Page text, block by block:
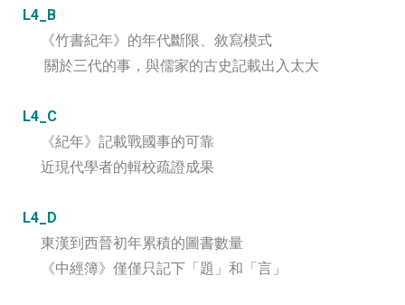
L4_B
《竹書紀年》的年代斷限、敘寫模式
關於三代的事，與儒家的古史記載出入太大
L4_C
《紀年》記載戰國事的可靠
近現代學者的輯校疏證成果
L4_D
東漢到西晉初年累積的圖書數量
《中經簿》僅僅只記下「題」和「言」